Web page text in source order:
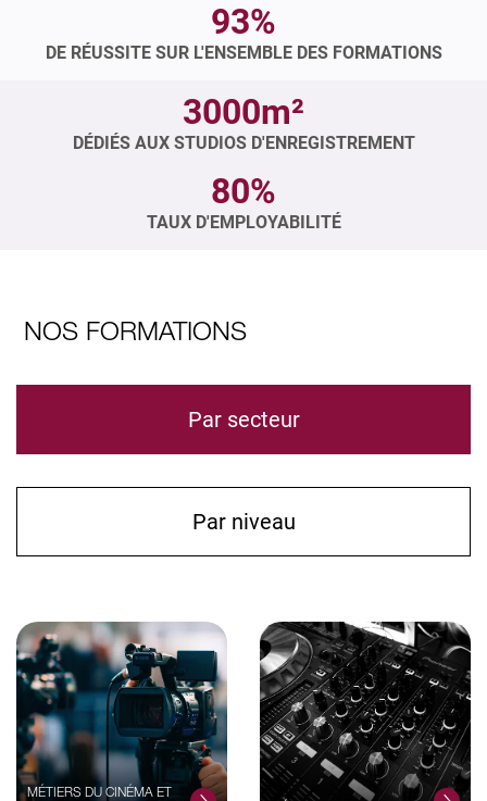
93%
DE RÉUSSITE SUR L'ENSEMBLE DES FORMATIONS
3000m²
DÉDIÉS AUX STUDIOS D'ENREGISTREMENT
80%
TAUX D'EMPLOYABILITÉ
NOS FORMATIONS
Par secteur
Par niveau
MÉTIERS DU CINÉMA ET